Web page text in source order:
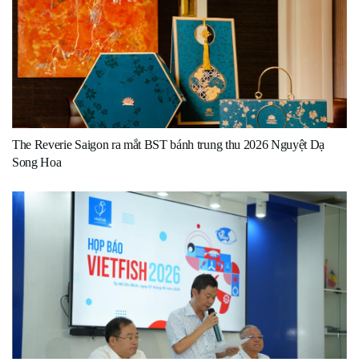
The Reverie Saigon ra mắt BST bánh trung thu 2026 Nguyệt Dạ
Song Hoa